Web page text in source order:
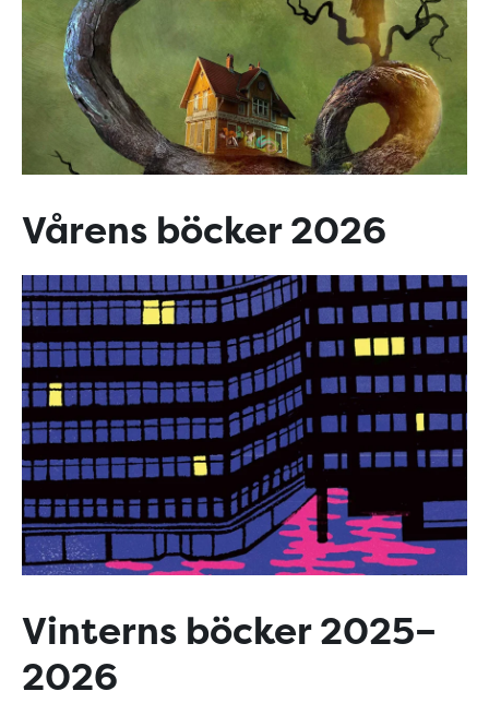
Vårens böcker 2026
Vinterns böcker 2025–
2026